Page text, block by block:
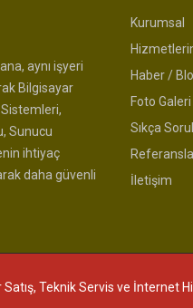
aynı işyeri
Bilgisayar
Sunucu
ihtiyaç
daha güvenli
Kurumsal
Haber /
Foto Galeri
Sıkça
İletişim
Teknik Servis ve İnternet